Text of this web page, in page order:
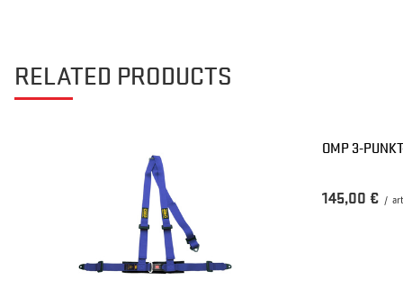
RELATED PRODUCTS
OMP 3-
145,00 € /